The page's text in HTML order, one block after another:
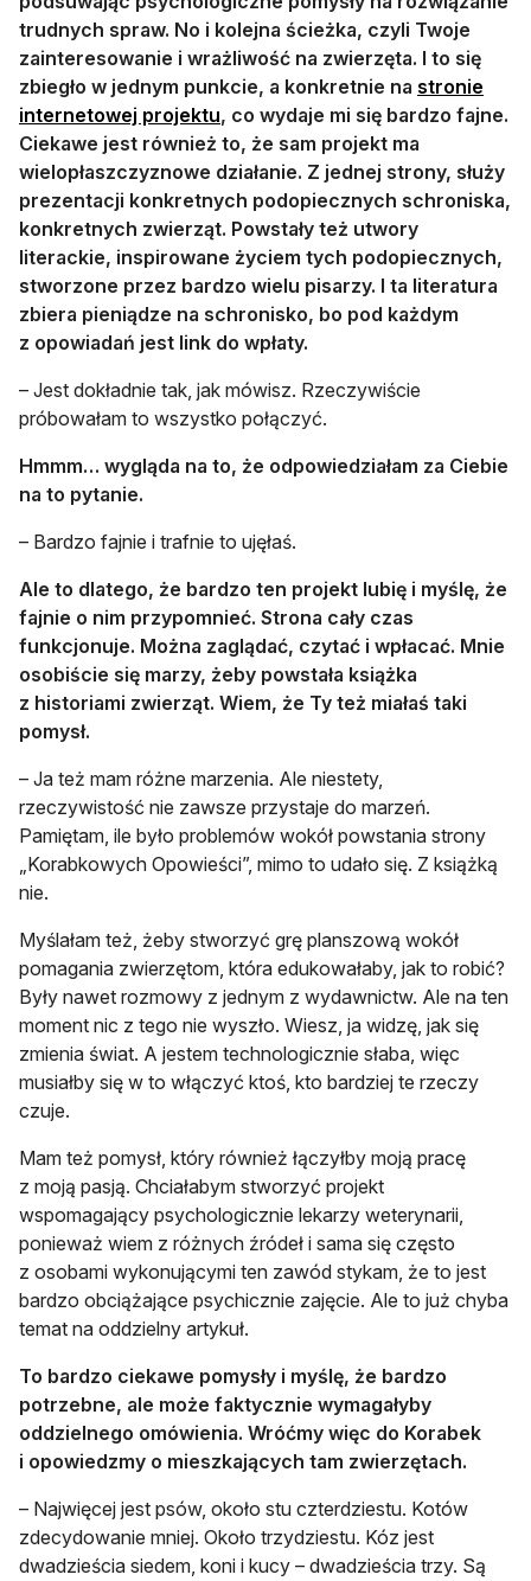
trudnych spraw. No i kolejna ścieżka, czyli Twoje
zainteresowanie i wrażliwość na zwierzęta. I to się
zbiegło w jednym punkcie, a konkretnie na stronie
internetowej projektuotwiera się w nowej karcie
, co wydaje mi się bardzo fajne.
Ciekawe jest również to, że sam projekt ma
wielopłaszczyznowe działanie. Z jednej strony, służy
prezentacji konkretnych podopiecznych schroniska,
konkretnych zwierząt. Powstały też utwory
literackie, inspirowane życiem tych podopiecznych,
stworzone przez bardzo wielu pisarzy. I ta literatura
zbiera pieniądze na schronisko, bo pod każdym
z opowiadań jest link do wpłaty.
– Jest dokładnie tak, jak mówisz. Rzeczywiście
próbowałam to wszystko połączyć.
Hmmm… wygląda na to, że odpowiedziałam za Ciebie
na to pytanie.
– Bardzo fajnie i trafnie to ujęłaś.
Ale to dlatego, że bardzo ten projekt lubię i myślę, że
fajnie o nim przypomnieć. Strona cały czas
funkcjonuje. Można zaglądać, czytać i wpłacać. Mnie
osobiście się marzy, żeby powstała książka
z historiami zwierząt. Wiem, że Ty też miałaś taki
pomysł.
– Ja też mam różne marzenia. Ale niestety,
rzeczywistość nie zawsze przystaje do marzeń.
Pamiętam, ile było problemów wokół powstania strony
„Korabkowych Opowieści”, mimo to udało się. Z książką
nie.
Myślałam też, żeby stworzyć grę planszową wokół
pomagania zwierzętom, która edukowałaby, jak to robić?
Były nawet rozmowy z jednym z wydawnictw. Ale na ten
moment nic z tego nie wyszło. Wiesz, ja widzę, jak się
zmienia świat. A jestem technologicznie słaba, więc
musiałby się w to włączyć ktoś, kto bardziej te rzeczy
czuje.
Mam też pomysł, który również łączyłby moją pracę
z moją pasją. Chciałabym stworzyć projekt
wspomagający psychologicznie lekarzy weterynarii,
ponieważ wiem z różnych źródeł i sama się często
z osobami wykonującymi ten zawód stykam, że to jest
bardzo obciążające psychicznie zajęcie. Ale to już chyba
temat na oddzielny artykuł.
To bardzo ciekawe pomysły i myślę, że bardzo
potrzebne, ale może faktycznie wymagałyby
oddzielnego omówienia. Wróćmy więc do Korabek
i opowiedzmy o mieszkających tam zwierzętach.
– Najwięcej jest psów, około stu czterdziestu. Kotów
zdecydowanie mniej. Około trzydziestu. Kóz jest
dwadzieścia siedem, koni i kucy – dwadzieścia trzy. Są